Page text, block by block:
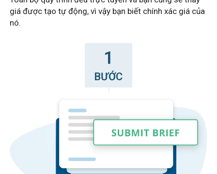
giá được tạo tự động, vì vậy bạn biết chính xác giá của
nó.
1
BƯỚC